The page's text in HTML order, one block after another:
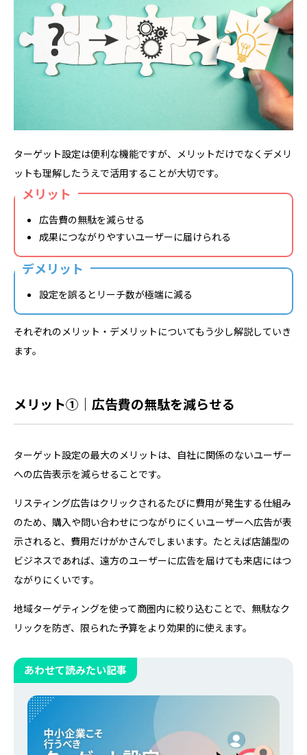
ターゲット設定は便利な機能ですが、メリットだけでなくデメリ
ットも理解したうえで活用することが大切です。
メリット
広告費の無駄を減らせる
成果につながりやすいユーザーに届けられる
デメリット
設定を誤るとリーチ数が極端に減る
それぞれのメリット・デメリットについてもう少し解説していき
ます。
メリット①｜広告費の無駄を減らせる
ターゲット設定の最大のメリットは、自社に関係のないユーザー
への広告表示を減らせることです。
リスティング広告はクリックされるたびに費用が発生する仕組み
のため、購入や問い合わせにつながりにくいユーザーへ広告が表
示されると、費用だけがかさんでしまいます。たとえば店舗型の
ビジネスであれば、遠方のユーザーに広告を届けても来店にはつ
ながりにくいです。
地域ターゲティングを使って商圏内に絞り込むことで、無駄なク
リックを防ぎ、限られた予算をより効果的に使えます。
あわせて読みたい記事